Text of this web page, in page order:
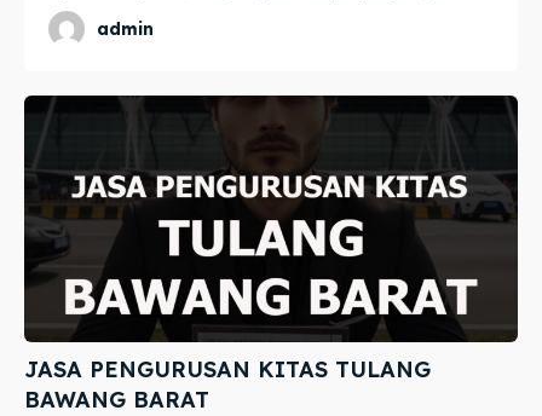
admin
JASA PENGURUSAN KITAS TULANG
BAWANG BARAT